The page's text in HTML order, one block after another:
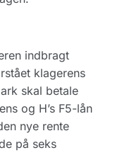
indbragt
klagerens
skal betale
og H’s F5-lån
nye rente
på seks